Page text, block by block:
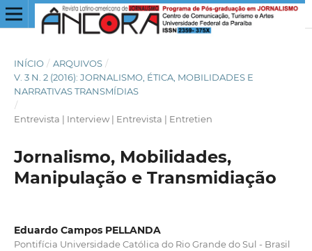
INÍCIO / ARQUIVOS /
V. 3 N. 2 (2016): JORNALISMO, ÉTICA, MOBILIDADES E
NARRATIVAS TRANSMÍDIAS
/
Entrevista | Interview | Entrevista | Entretien
Jornalismo, Mobilidades,
Manipulação e Transmidiação
Eduardo Campos PELLANDA
Pontifícia Universidade Católica do Rio Grande do Sul - Brasil